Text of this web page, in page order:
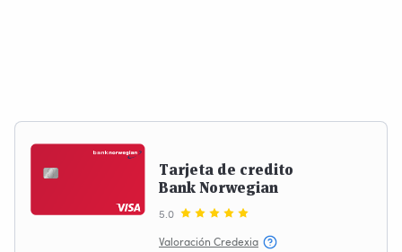
Tarjeta de credito
Bank Norwegian
5.0
Valoración Credexia